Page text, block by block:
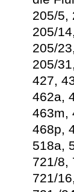
205/5,
205/
205/
205/
427,
462a,
463m,
468p,
518a,
721/8,
721/